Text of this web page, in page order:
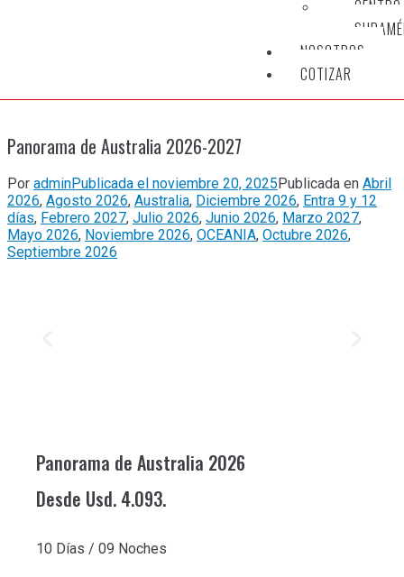
NOSOTROS
COTIZAR
Panorama de Australia 2026-2027
Por adminPublicada el noviembre 20, 2025Publicada en Abril
2026, Agosto 2026, Australia, Diciembre 2026, Entra 9 y 12
días, Febrero 2027, Julio 2026, Junio 2026, Marzo 2027,
Mayo 2026, Noviembre 2026, OCEANIA, Octubre 2026,
Septiembre 2026
Panorama de Australia 2026
Desde Usd. 4.093.
10 Días / 09 Noches